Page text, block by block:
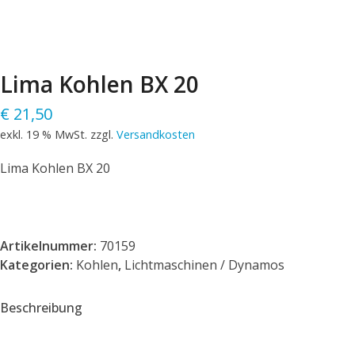
Lima Kohlen BX 20
€ 21,50
exkl. 19 % MwSt. zzgl. Versandkosten
Lima Kohlen BX 20
Artikelnummer: 70159
Kategorien: Kohlen, Lichtmaschinen / Dynamos
Beschreibung